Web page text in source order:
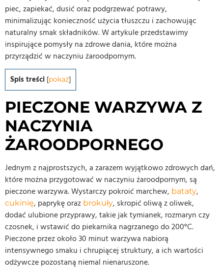
piec, zapiekać, dusić oraz podgrzewać potrawy,
minimalizując konieczność użycia tłuszczu i zachowując
naturalny smak składników. W artykule przedstawimy
inspirujące pomysły na zdrowe dania, które można
przyrządzić w naczyniu żaroodpornym.
Spis treści [pokaż]
PIECZONE WARZYWA Z
NACZYNIA
ŻAROODPORNEGO
Jednym z najprostszych, a zarazem wyjątkowo zdrowych dań,
które można przygotować w naczyniu żaroodpornym, są
pieczone warzywa. Wystarczy pokroić marchew, bataty,
cukinię, paprykę oraz brokuły, skropić oliwą z oliwek,
dodać ulubione przyprawy, takie jak tymianek, rozmaryn czy
czosnek, i wstawić do piekarnika nagrzanego do 200°C.
Pieczone przez około 30 minut warzywa nabiorą
intensywnego smaku i chrupiącej struktury, a ich wartości
odżywcze pozostaną niemal nienaruszone.